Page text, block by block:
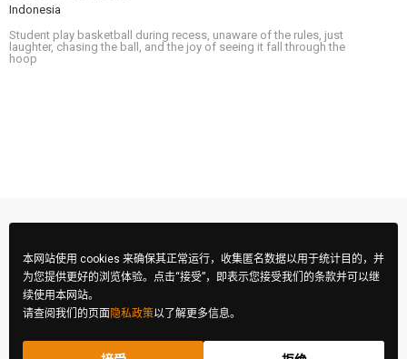
Indonesia
Student play basketball during recess, unaware of the rules, just
laughter, chasing the ball, and the joy of seeing it fall through the
hoop
本网站使用 cookies 来确保其正常运行，收集匿名数据以用于统计目的，并
为您提供更好的浏览体验。点击“接受”，即表示您接受我们的条款并可以继
续使用本网站。
请查阅我们的页面 隐私政策以了解更多信息。